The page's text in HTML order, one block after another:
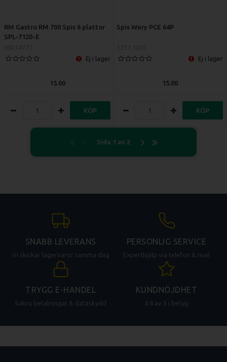
RM Gastro RM 700 Spis 6 plattor
SPL-7120-E
Ej i lager
15.00
KÖP
Spis Wery PCE 64P
Ej i lager
15.00
KÖP
Sida 1 av 2
SNABB LEVERANS
Vi skickar lagervaror samma dag
PERSONLIG SERVICE
Experthjälp via telefon & mail
TRYGG E-HANDEL
Säkra betalningar & dataskydd
KUNDNÖJDHET
4.8 av 5 i betyg